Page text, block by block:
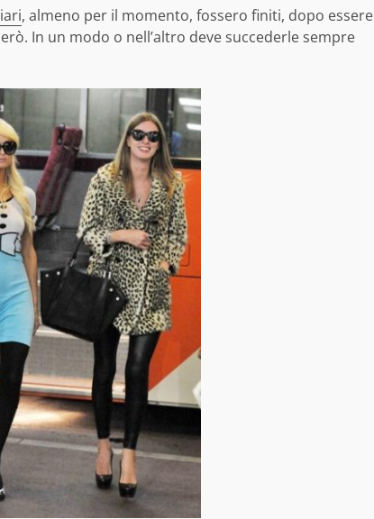
, almeno per il momento, fossero finiti, dopo essere
In un modo o nell’altro deve succederle sempre